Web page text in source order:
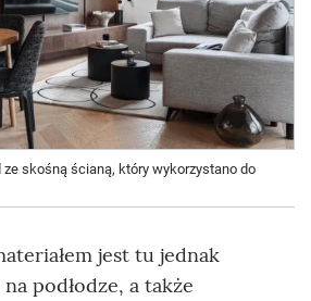
ze skośną ścianą, który wykorzystano do
jest tu jednak
podłodze, a także